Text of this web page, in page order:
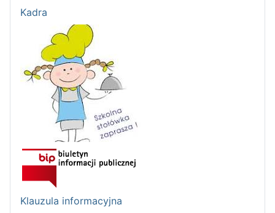
Kadra
Klauzula informacyjna